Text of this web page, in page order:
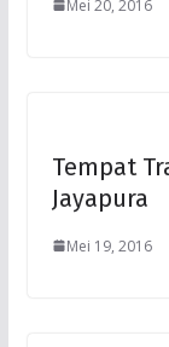
Mei 20, 2016
Tempat
Jayapura
Mei 19, 2016